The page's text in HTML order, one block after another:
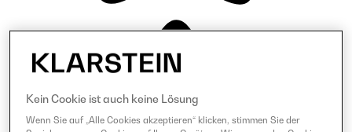
Kein Cookie ist auch keine Lösung
Wenn Sie auf „Alle Cookies akzeptieren“ klicken, stimmen Sie der